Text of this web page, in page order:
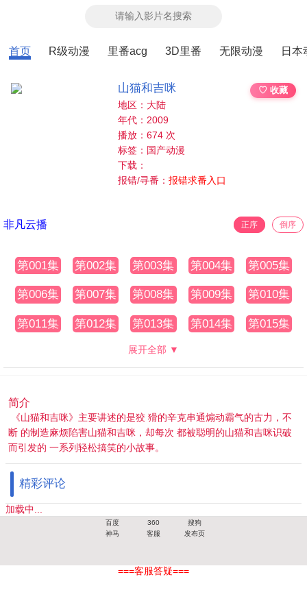
首页 R级动漫 里番acg 3D里番 无限动漫 日本
山猫和吉咪
♡ 收藏
地区：大陆
年代：2009
播放：674 次
标签：国产动漫
下载：
报错/寻番：报错求番入口
非凡云播 正序 倒序
第001集 第002集 第003集 第004集 第005集
第006集 第007集 第008集 第009集 第010集
第011集 第012集 第013集 第014集 第015集
展开全部 ▼
简介
《山猫和吉咪》主要讲述的是狡 猾的辛克串通煽动霸气的古力，不
断 的制造麻烦陷害山猫和吉咪，却每次 都被聪明的山猫和吉咪识破
而引发的 一系列轻松搞笑的小故事。
精彩评论
加载中...
百度 360
搜狗
神马
客服 发布页
===客服答疑===